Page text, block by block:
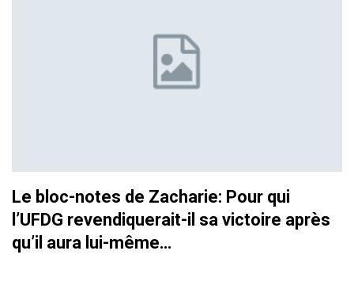
Le bloc-notes de Zacharie: Pour qui
l’UFDG revendiquerait-il sa victoire après
qu’il aura lui-même…